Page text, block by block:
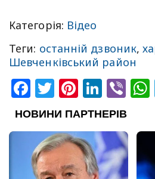
Категорія: Відео
Теги: останній дзвоник,
Шевченківський район
Facebook
Twitter